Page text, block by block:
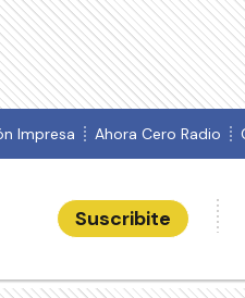
Impresa Ahora Cero Radio
Suscribite